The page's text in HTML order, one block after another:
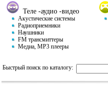
Теле -аудио -видео
Акустические системы
Радиоприемники
Наушники
FM трансмиттеры
Медиа, MP3 плееры
Быстрый поиск по каталогу: